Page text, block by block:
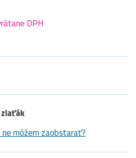
DPH
ne môžem zaobstarať?